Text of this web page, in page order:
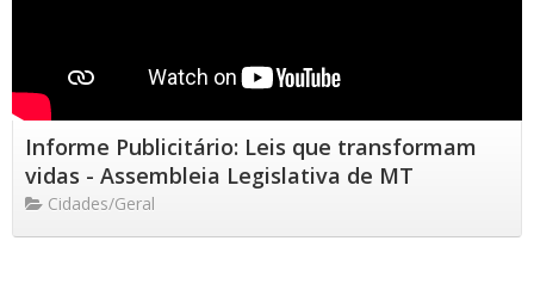
Informe Publicitário: Leis que transformam
vidas - Assembleia Legislativa de MT
Cidades/Geral